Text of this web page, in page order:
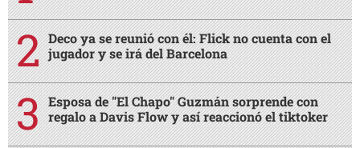
Deco ya se reunió con él: Flick no cuenta con el
jugador y se irá del Barcelona
Esposa de "El Chapo" Guzmán sorprende con
regalo a Davis Flow y así reaccionó el tiktoker